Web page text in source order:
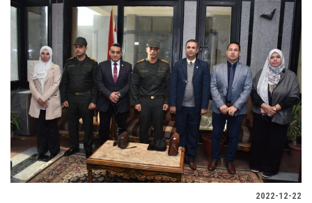
2022-12-22